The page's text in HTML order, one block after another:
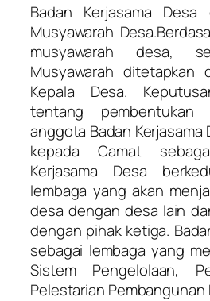
Badan Kerjasama Desa
Musyawarah
musyawarah desa,
Musyawarah ditetapkan
Kepala Desa.
tentang pembentukan
anggota Badan Kerjasama
kepada Camat
Kerjasama Desa
lembaga yang akan
desa dengan desa lain
dengan pihak ketiga.
sebagai lembaga yang
Sistem Pengelolaan,
Pelestarian Pembangunan